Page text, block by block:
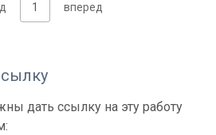
1 вперед
дать ссылку на эту работу